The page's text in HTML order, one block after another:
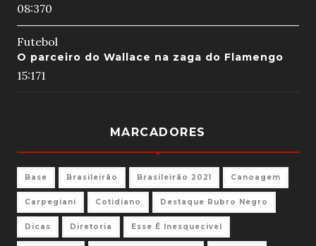
08:370
Futebol
O parceiro do Wallace na zaga do Flamengo
15:171
MARCADORES
Base Brasileirão Brasileirão 2021 Canoagem
Carpegiani Cotidiano Destaque Rubro Negro
Dicas Diretoria Esse É Inesquecível